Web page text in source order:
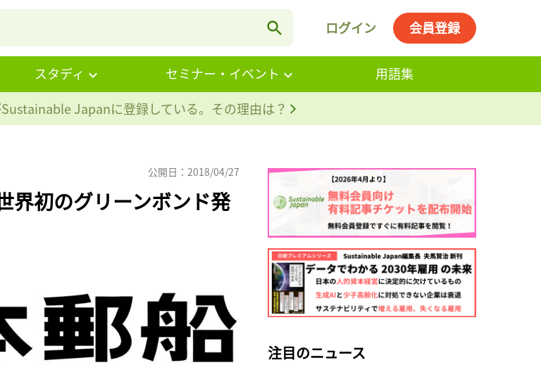
ログイン 会員登録
スタディ セミナー・イベント
用語集
Sustainable Japanに登録している。その理由は？
公開日：2018/04/27
界初のグリーンボンド発
注目のニュース